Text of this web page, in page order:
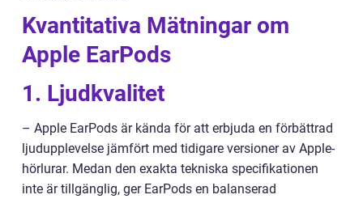
Kvantitativa Mätningar om
Apple EarPods
1. Ljudkvalitet
– Apple EarPods är kända för att erbjuda en förbättrad
ljudupplevelse jämfört med tidigare versioner av Apple-
hörlurar. Medan den exakta tekniska specifikationen
inte är tillgänglig, ger EarPods en balanserad